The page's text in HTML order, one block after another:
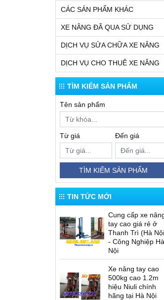
CÁC SẢN PHẨM KHÁC
XE NÂNG ĐÃ QUA SỬ DỤNG
DỊCH VỤ SỬA CHỮA XE NÂNG
DỊCH VỤ CHO THUÊ XE NÂNG
TÌM KIẾM SẢN PHẨM
Tên sản phẩm
Từ giá Đến giá
TÌM KIẾM SẢN PHẨM
TIN TỨC MỚI
Cung cấp xe
tay cao giá rẻ ở
Thanh Trì (Hà
- Công Nghiệp Hà
Nội
Xe nâng tay cao
500kg cao 1.2m
hiệu Niuli chính
hãng tại Hà Nội